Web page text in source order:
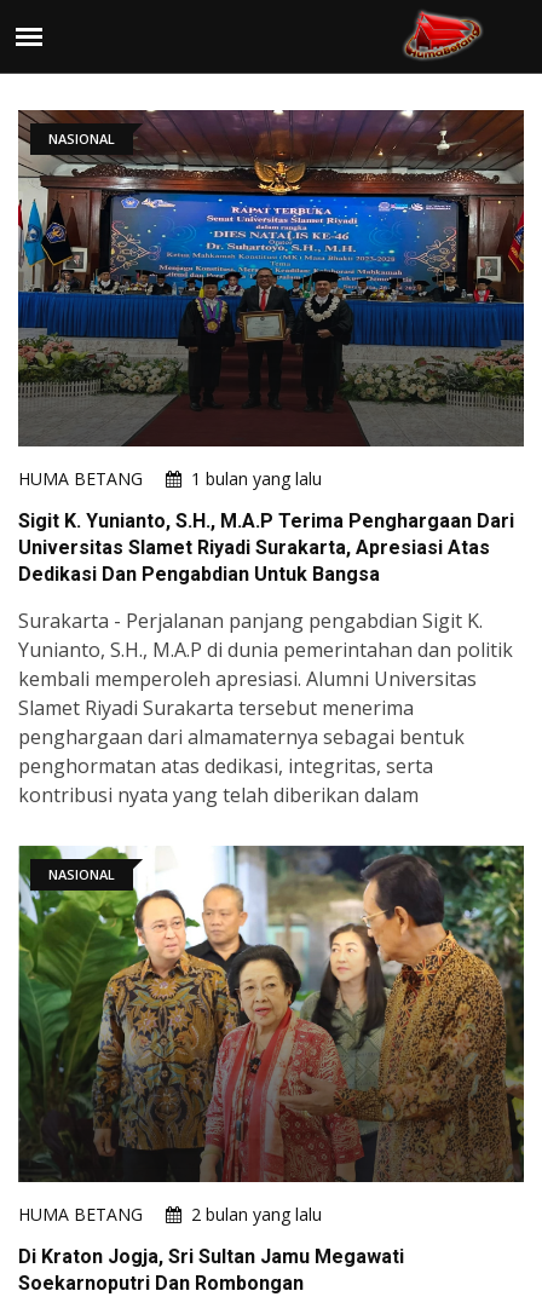
NASIONAL
HUMA BETANG
1 bulan yang lalu
Sigit K. Yunianto, S.H., M.A.P Terima Penghargaan Dari
Universitas Slamet Riyadi Surakarta, Apresiasi Atas
Dedikasi Dan Pengabdian Untuk Bangsa
Surakarta - Perjalanan panjang pengabdian Sigit K.
Yunianto, S.H., M.A.P di dunia pemerintahan dan politik
kembali memperoleh apresiasi. Alumni Universitas
Slamet Riyadi Surakarta tersebut menerima
penghargaan dari almamaternya sebagai bentuk
penghormatan atas dedikasi, integritas, serta
kontribusi nyata yang telah diberikan dalam
NASIONAL
HUMA BETANG
2 bulan yang lalu
Di Kraton Jogja, Sri Sultan Jamu Megawati
Soekarnoputri Dan Rombongan